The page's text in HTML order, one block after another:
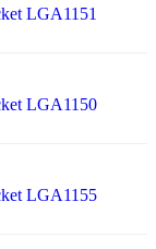
LGA1151
LGA1150
LGA1155